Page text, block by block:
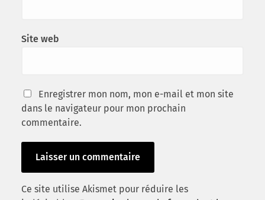
Site web
Enregistrer mon nom, mon e-mail et mon site
dans le navigateur pour mon prochain
commentaire.
Ce site utilise Akismet pour réduire les